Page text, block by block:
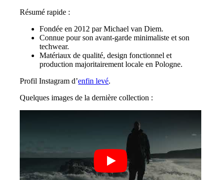
Résumé rapide :
Fondée en 2012 par Michael van Diem.
Connue pour son avant-garde minimaliste et son
techwear.
Matériaux de qualité, design fonctionnel et
production majoritairement locale en Pologne.
Profil Instagram d’enfin levé.
Quelques images de la dernière collection :